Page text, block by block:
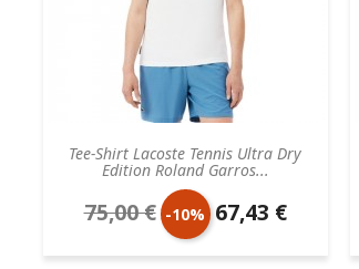
Tee-Shirt Lacoste Tennis Ultra Dry
Edition Roland Garros...
Prix
de
75,00 € -10% Prix
unitaire
67,43 €